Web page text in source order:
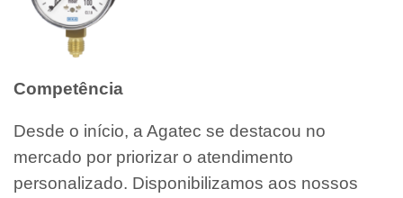
Competência
Desde o início, a Agatec se destacou no
mercado por priorizar o atendimento
personalizado. Disponibilizamos aos nossos